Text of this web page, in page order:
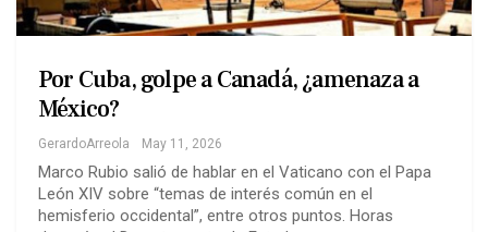
Por Cuba, golpe a Canadá, ¿amenaza a
México?
GerardoArreola May 11, 2026
Marco Rubio salió de hablar en el Vaticano con el Papa
León XIV sobre “temas de interés común en el
hemisferio occidental”, entre otros puntos. Horas